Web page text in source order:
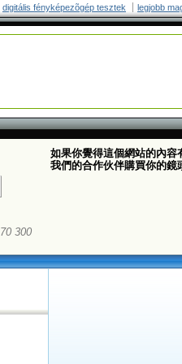
digitális fényképezõgép tesztek legjobb
70 300
如果你覺得這個網站的內容
我們的合作伙伴購買你的鏡